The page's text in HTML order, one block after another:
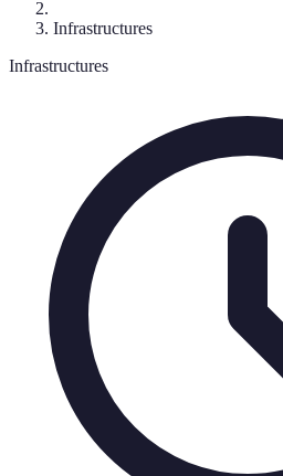
Infrastructures
Infrastructures